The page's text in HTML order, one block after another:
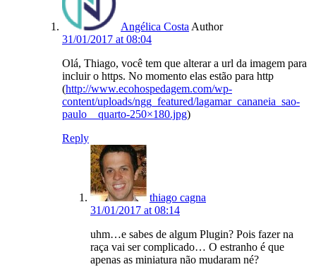
Angélica Costa Author
31/01/2017 at 08:04
Olá, Thiago, você tem que alterar a url da imagem para
incluir o https. No momento elas estão para http
(http://www.ecohospedagem.com/wp-
content/uploads/ngg_featured/lagamar_cananeia_sao-
paulo__quarto-250×180.jpg)
Reply
thiago cagna
31/01/2017 at 08:14
uhm…e sabes de algum Plugin? Pois fazer na
raça vai ser complicado… O estranho é que
apenas as miniatura não mudaram né?